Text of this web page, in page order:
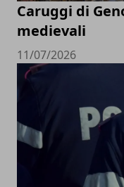
Caruggi di
medievali
11/07/2026